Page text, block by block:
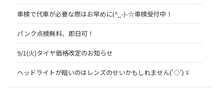
車検で代車が必要な際はお早めに(^_-)-☆車検受付中！
パンク点検無料、即日可！
9/1(火)タイヤ価格改定のお知らせ
ヘッドライトが暗いのはレンズのせいかもしれません('◇')ゞ